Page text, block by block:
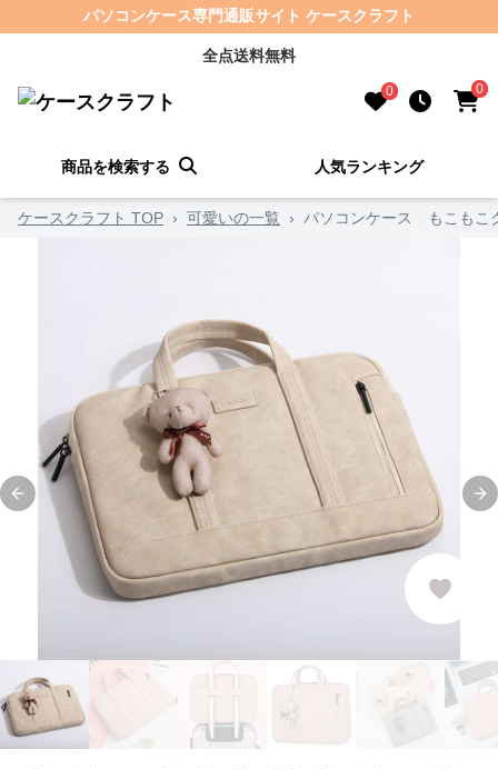
パソコンケース専門通販サイト ケースクラフト
全点送料無料
0 0
商品を検索する 人気ランキング
ケースクラフト TOP › 可愛いの一覧 › パソコンケース もこもこ
Previous slide